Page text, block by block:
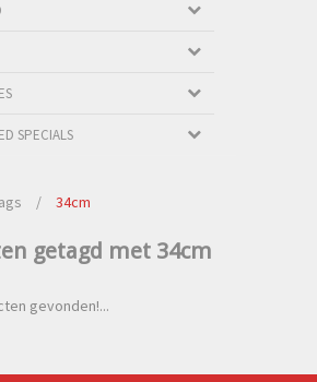
SPECIALS
/ 34cm
getagd met 34cm
gevonden!...